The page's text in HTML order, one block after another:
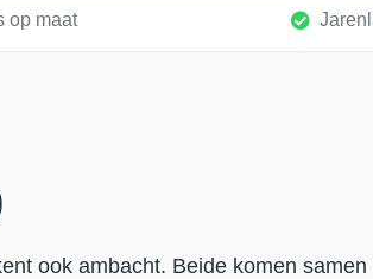
op maat
ook ambacht. Beide komen samen